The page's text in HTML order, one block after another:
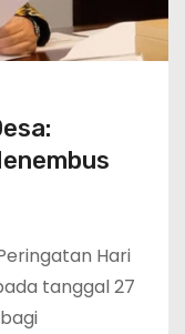
Hari
tanggal 27